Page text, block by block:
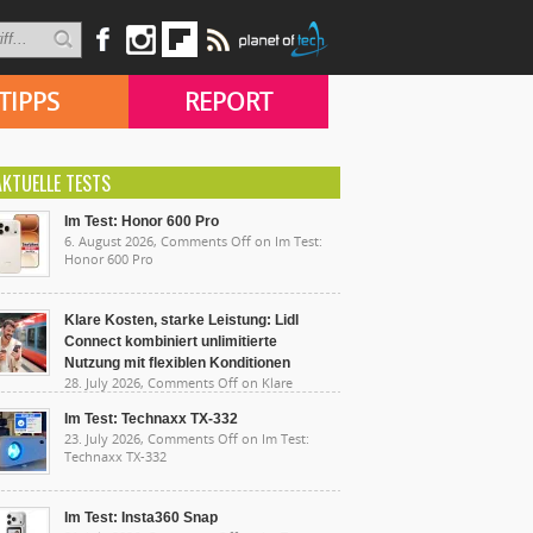
REPORT
TESTS
Im Test: Honor 600 Pro
6. August 2026, Comments Off on Im Test:
Honor 600 Pro
Klare Kosten, starke Leistung: Lidl
Connect kombiniert unlimitierte
Nutzung mit flexiblen Konditionen
28. July 2026, Comments Off on Klare
Nutzung mit flexiblen Konditionen
Im Test: Technaxx TX-332
23. July 2026, Comments Off on Im Test:
Technaxx TX-332
Im Test: Insta360 Snap